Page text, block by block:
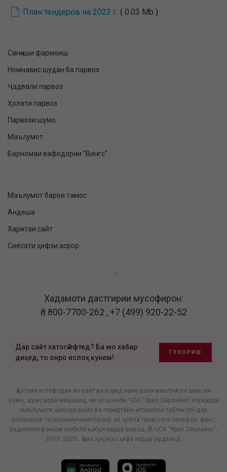
План тендеров на 2023 г. ( 0.03 Mb )
Санҷиши фармоиш
Номнавис шудан ба парвоз
Ҷадвали парвоз
Ҳолати парвоз
Парвози шумо
Маълумот
Барномаи вафодории "Вингс"
Маълумот барои тамос
Андеша
Харитаи сайт
Сиёсати ҳифзи асрор
Хадамоти дастгирии мусофирон:
8 800-7700-262 ,+7 (499) 920-22-52
Дар сайт хатогӣ ёфтед? Ба мо хабар
диҳед, то онро ислоҳ кунем!
ГУЗОРИШ
Ҳангоми истифодаи ин сайт ва ворид намудани маълумоти шахсии
шумо, шумо розӣ мешавед, ки аз ҷониби ҶСК "Урал Эйрлайнс" коркарди
маълумоти шахсии шумо ва гирифтани иттилооти таблиғотӣ дар
шабакаҳои телекоммуникатсионӣ, аз ҷумла тавассути телефон, факс,
радиотелефонҳои мобилӣ қабул карда шавад. © ҶСК "Урал Эйрлайнс",
2013- 2026 . Ҳама ҳуқуқҳо ҳифз карда шудаанд.